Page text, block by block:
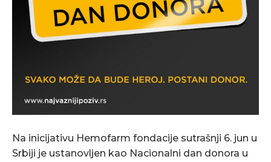
Na inicijativu Hemofarm fondacije sutrašnji 6. jun u
Srbiji je ustanovljen kao Nacionalni dan donora u